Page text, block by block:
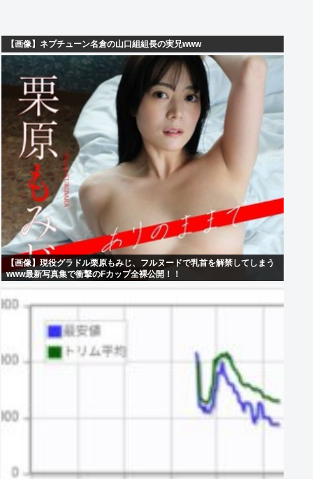
【画像】ネプチューン名倉の山口組組長の実兄www
【画像】現役グラドル栗原もみじ、フルヌードで乳首を解禁してしまう
www最新写真集で衝撃のFカップ全裸公開！！